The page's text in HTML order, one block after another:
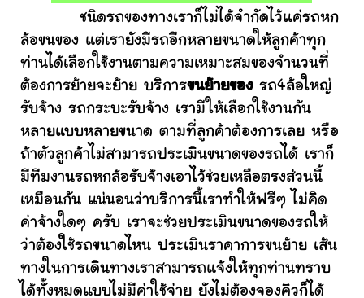
ชนิดรถของทางเราก็ไม่ได้จำกัดไว้แค่รถหก
ล้อขนของ แต่เรายังมีรถอีกหลายขนาดให้ลูกค้าทุก
ท่านได้เลือกใช้งานตามความเหมาะสมของจำนวนที่
ต้องการย้ายจะย้าย บริการขนย้ายของรถ4ล้อใหญ่
รับจ้าง รถกระบะรับจ้าง เรามีให้เลือกใช้งานกัน
หลายแบบหลายขนาด ตามที่ลูกค้าต้องการเลย หรือ
ถ้าตัวลูกค้าไม่สามารถประเมินขนาดของรถได้ เราก็
มีทีมงานรถหกล้อรับจ้างเอาไว้ช่วยเหลือตรงส่วนนี้
เหมือนกัน แน่นอนว่าบริการนี้เราทำให้ฟรีๆ ไม่คิด
ค่าจ้างใดๆ ครับ เราจะช่วยประเมินขนาดของรถให้
ว่าต้องใช้รถขนาดไหน ประเมินราคาการขนย้าย เส้น
ทางในการเดินทางเราสามารถแจ้งให้ทุกท่านทราบ
ได้ทั้งหมดแบบไม่มีค่าใช้จ่าย ยังไม่ต้องจองคิวก็ได้